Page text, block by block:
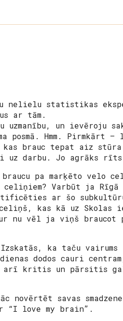
nelielu statistikas
ar tām.
uzmanību, un ievēroju
posmā. Hmm.
brauc tepat aiz
uz darbu. Jo agrāks
braucu pa marķēto
Varbūt ja
ar šo
kas kā uz Skolas
nu vēl ja viņš braucot
ka taču vairums
dodos cauri
arī kritis un pārsitis
novērtēt savas
love my brain”.